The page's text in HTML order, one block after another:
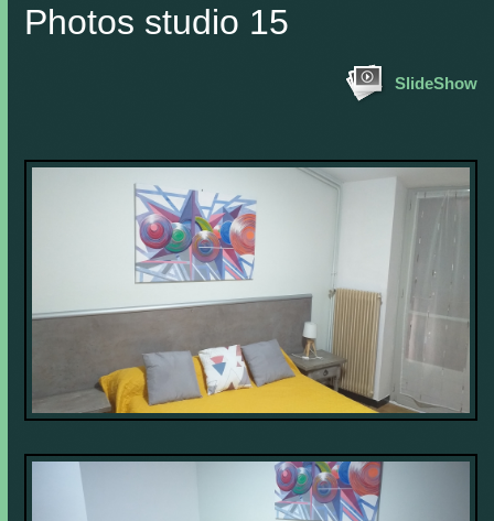
Photos studio 15
SlideShow